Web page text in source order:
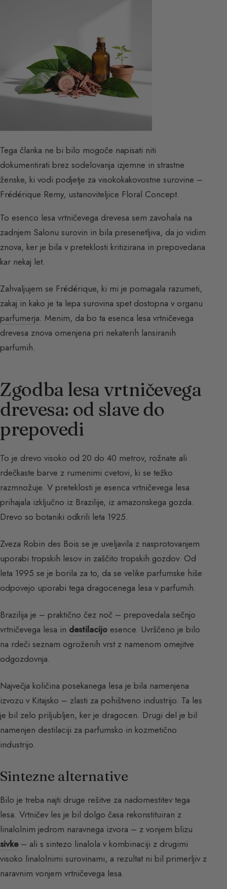
Tega članka ne bi bilo mogoče napisati niti
dokumentirati brez sodelovanja izjemne in strastne
ženske, ki vodi podjetje za visokokakovostne surovine –
Frédérique Remy, ustanoviteljice Floral Concept.
To esenco lesa vrtničevega drevesa sem zavohala na
zadnjem Salonu surovin in bila presenetljiva, da jo vidim
znova, ker je bila v preteklosti kritizirana in prepovedana
kar nekaj let.
Zahvaljujem se Frédérique, ki mi je pomagala razumeti,
zakaj in kako je ta lepa surovina spet dostopna v organu
parfumerja. Menim, da bo ta esenca lesa vrtničevega
drevesa znova omenjena pri nekaterih lansiranih
parfumih.
Zgodba lesa vrtničevega
drevesa: od slave do
prepovedi
To je drevo visoko od 20 do 40 metrov, rožnate ali
rdečkaste barve z rumenimi cvetovi, ki se težko
razmnožuje. V preteklosti je esenca vrtničevega lesa
prihajala izključno iz Brazilije, iz amazonskega gozda.
Drevo so botaniki odkrili leta 1925.
Zveza Robin des Bois se je uveljavila z nasprotovanjem
uporabi tropskih lesov in zaščito tropskih gozdov. Od
leta 1995 se je borila za to, da se velike parfumske hiše
odpovejo uporabi tega dragocenega lesa v parfumih.
Brazilija je – praktično čez noč – prepovedala sečnjo
vrtničevega lesa in destilacijo esence. Uvrščeno je bilo
na rdeči seznam ogroženih vrst z namenom omejitve
odgozdovnja.
Največja količina posekanega lesa je bila namenjena
izvozu v Kitajsko – zlasti za pohištveno industrijo. Ta les
je bil zelo priljubljen, ker je dragocen. Drugi del je bil
namenjen destilaciji za parfumsko in kozmetično
industrijo.
Sintezne alternative
Bilo je treba najti druge rešitve za nadomestitev tega
lesa. Vrtničev les je bil dolgo časa rekonstituiran z
linalolnim jedrom naravnega izvora – z vonjem blizu
sivke– ali s sintezo linalola v kombinaciji z drugimi
visoko linalolnimi surovinami, a rezultat ni bil primerljiv z
naravnim vonjem vrtničevega lesa.